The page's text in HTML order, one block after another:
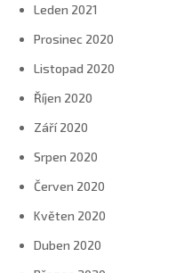
Leden 2021
Prosinec 2020
Listopad 2020
Říjen 2020
Září 2020
Srpen 2020
Červen 2020
Květen 2020
Duben 2020